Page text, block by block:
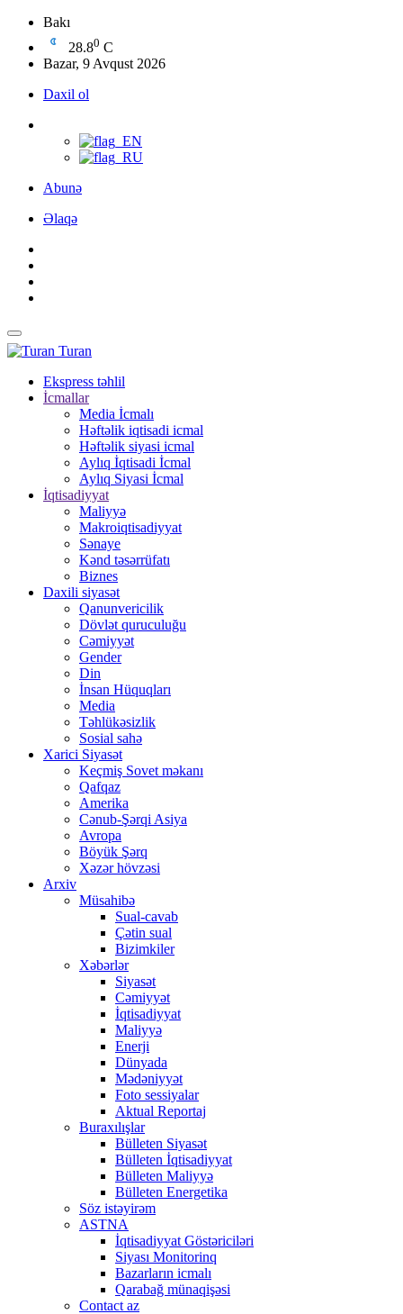
Bakı
28.80 C
Bazar, 9 Avqust 2026
Daxil ol
Abunə
Əlaqə
Turan
Ekspress təhlil
İcmallar
Media İcmalı
Həftəlik iqtisadi icmal
Həftəlik siyasi icmal
Aylıq İqtisadi İcmal
Aylıq Siyasi İcmal
İqtisadiyyat
Maliyyə
Makroiqtisadiyyat
Sənaye
Kənd təsərrüfatı
Biznes
Daxili siyasət
Qanunvericilik
Dövlət quruculuğu
Cəmiyyət
Gender
Din
İnsan Hüquqları
Media
Təhlükəsizlik
Sosial sahə
Xarici Siyasət
Keçmiş Sovet məkanı
Qafqaz
Amerika
Cənub-Şərqi Asiya
Avropa
Böyük Şərq
Xəzər hövzəsi
Arxiv
Müsahibə
Sual-cavab
Çətin sual
Bizimkiler
Xəbərlər
Siyasət
Cəmiyyət
İqtisadiyyat
Maliyyə
Enerji
Dünyada
Mədəniyyət
Foto sessiyalar
Aktual Reportaj
Buraxılışlar
Bülleten Siyasət
Bülleten İqtisadiyyat
Bülleten Maliyyə
Bülleten Energetika
Söz istəyirəm
ASTNA
İqtisadiyyat Göstəriciləri
Siyası Monitorinq
Bazarların icmalı
Qarabağ münaqişəsi
Contact az